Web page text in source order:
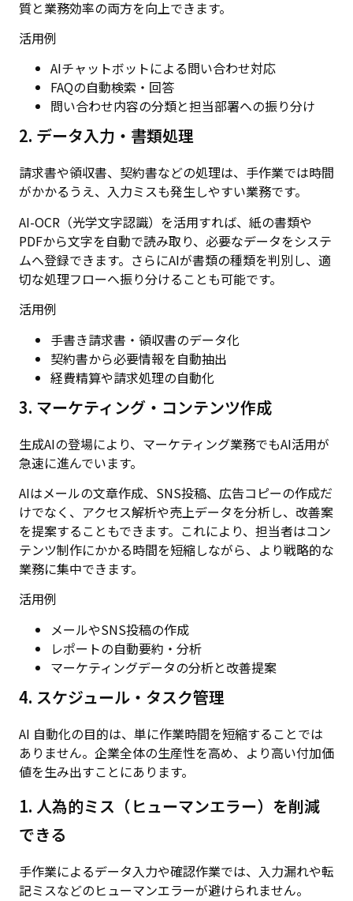
質と業務効率の両方を向上できます。
活用例
AIチャットボットによる問い合わせ対応
FAQの自動検索・回答
問い合わせ内容の分類と担当部署への振り分け
2. データ入力・書類処理
請求書や領収書、契約書などの処理は、手作業では時間
がかかるうえ、入力ミスも発生しやすい業務です。
AI-OCR（光学文字認識）を活用すれば、紙の書類や
PDFから文字を自動で読み取り、必要なデータをシステ
ムへ登録できます。さらにAIが書類の種類を判別し、適
切な処理フローへ振り分けることも可能です。
活用例
手書き請求書・領収書のデータ化
契約書から必要情報を自動抽出
経費精算や請求処理の自動化
3. マーケティング・コンテンツ作成
生成AIの登場により、マーケティング業務でもAI活用が
急速に進んでいます。
AIはメールの文章作成、SNS投稿、広告コピーの作成だ
けでなく、アクセス解析や売上データを分析し、改善案
を提案することもできます。これにより、担当者はコン
テンツ制作にかかる時間を短縮しながら、より戦略的な
業務に集中できます。
活用例
メールやSNS投稿の作成
レポートの自動要約・分析
マーケティングデータの分析と改善提案
4. スケジュール・タスク管理
AI 自動化の目的は、単に作業時間を短縮することでは
ありません。企業全体の生産性を高め、より高い付加価
値を生み出すことにあります。
1. 人為的ミス（ヒューマンエラー）を削減
できる
手作業によるデータ入力や確認作業では、入力漏れや転
記ミスなどのヒューマンエラーが避けられません。